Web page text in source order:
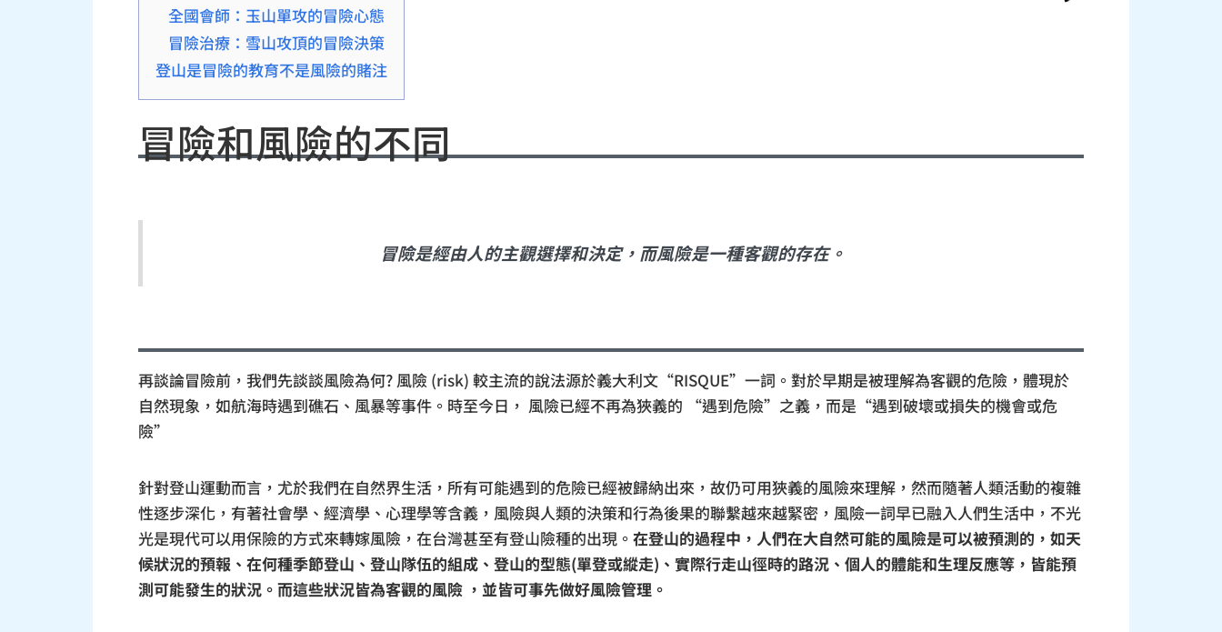
全國會師：玉山單攻的冒險心態
冒險治療：雪山攻頂的冒險決策
登山是冒險的教育不是風險的賭注
冒險和風險的不同
冒險是經由人的主觀選擇和決定，而風險是一種客觀的存在。
再談論冒險前，我們先談談風險為何? 風險 (risk) 較主流的說法源於義大利文“RISQUE”一詞。對於早期是被理解為客觀的危險，體現於
自然現象，如航海時遇到礁石、風暴等事件。時至今日， 風險已經不再為狹義的 “遇到危險”之義，而是“遇到破壞或損失的機會或危
險”
針對登山運動而言，尤於我們在自然界生活，所有可能遇到的危險已經被歸納出來，故仍可用狹義的風險來理解，然而隨著人類活動的複雜
性逐步深化，有著社會學、經濟學、心理學等含義，風險與人類的決策和行為後果的聯繫越來越緊密，風險一詞早已融入人們生活中，不光
光是現代可以用保險的方式來轉嫁風險，在台灣甚至有登山險種的出現。 在登山的過程中，人們在大自然可能的風險是可以被預測的，如天
候狀況的預報、在何種季節登山、登山隊伍的組成、登山的型態(單登或縱走)、實際行走山徑時的路況、個人的體能和生理反應等，皆能預
測可能發生的狀況。而這些狀況皆為客觀的風險 ，並皆可事先做好風險管理。